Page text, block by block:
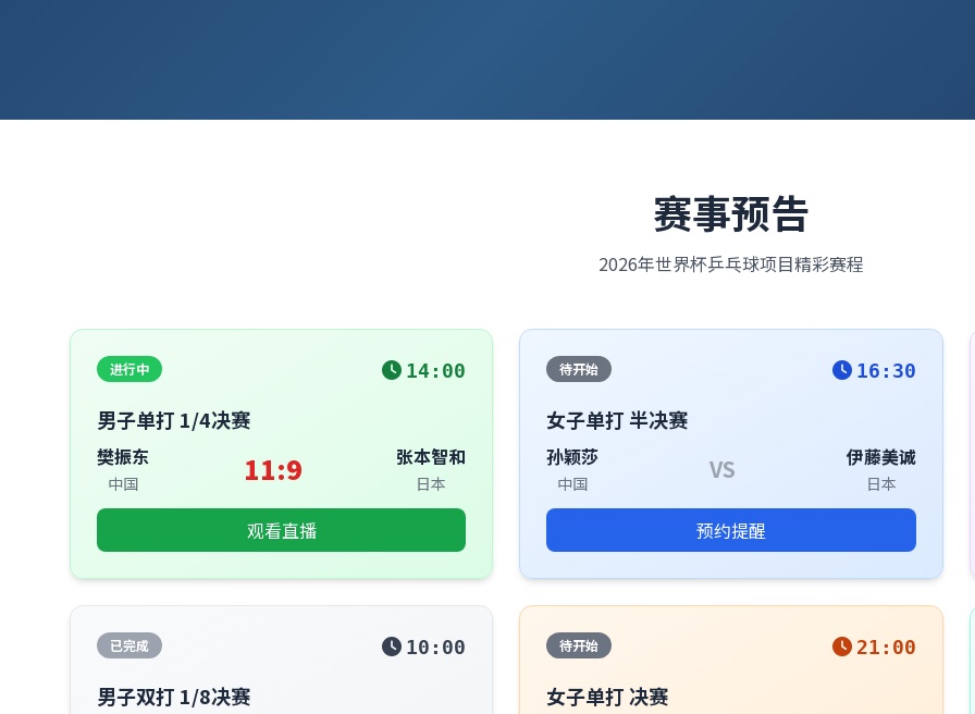
赛事预告
2026年世界杯乒乓球项目精彩赛程
进行中 14:00
男子单打 1/4决赛
樊振东
中国 11:9 张本智和
日本
观看直播
待开始 16:30
女子单打 半决赛
孙颖莎
中国 VS 伊藤美诚
日本
预约提醒
已完成 10:00
男子双打 1/8决赛
待开始 21:00
女子单打 决赛